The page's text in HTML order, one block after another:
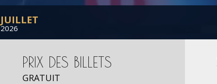
JUILLET
2026
PRIX DES BILLETS
GRATUIT